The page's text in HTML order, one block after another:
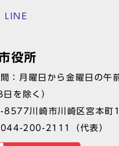
LINE
役所
間：月曜日から金曜日の
を除く）
8577川崎市川崎区宮本町
044-200-2111 （代表）